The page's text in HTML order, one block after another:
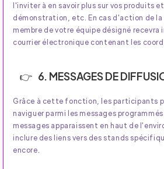
l'inviter à en savoir plus sur vos produits
démonstration, etc. En cas d'action de
membre de votre équipe désigné
courrier électronique contenant les
6. MESSAGES DE
Grâce à cette fonction, les participants
naviguer parmi les messages
messages apparaissent en haut de
inclure des liens vers des stands
encore.